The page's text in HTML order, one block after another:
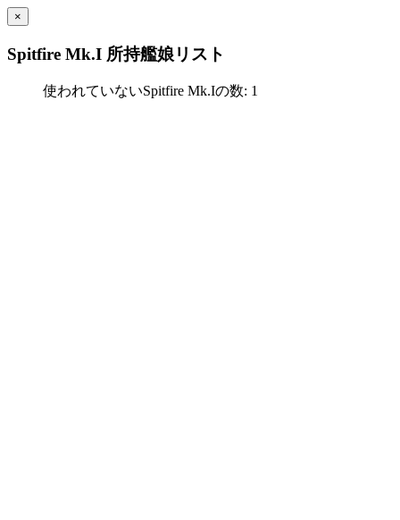
×
Spitfire Mk.I 所持艦娘リスト
使われていないSpitfire Mk.Iの数: 1